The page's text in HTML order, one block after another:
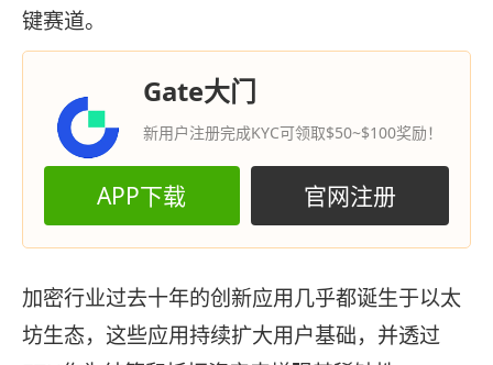
键赛道。
Gate大门
新用户注册完成KYC可领取$50~$100奖励！
APP下载 官网注册
加密行业过去十年的创新应用几乎都诞生于以太
坊生态，这些应用持续扩大用户基础，并透过